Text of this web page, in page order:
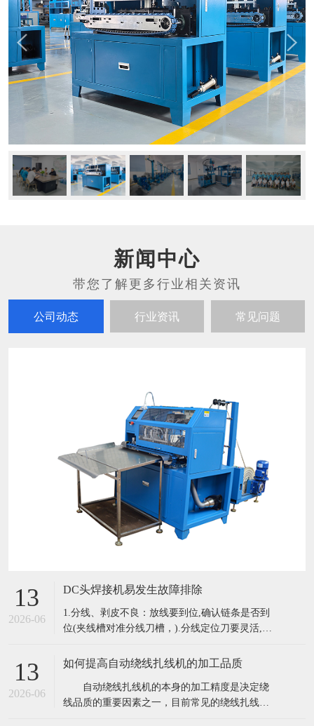
新闻中心
公司动态 行业资讯 常见问题
13
2026-06
DC头焊接机易发生故障排除
1.分线、剥皮不良：放线要到位,确认链条是否到
位(夹线槽对准分线刀槽，).分线定位刀要灵活,分
良：当剥不掉外皮和断铜丝时可对半剥气缸上下
上下的动作要配合适当,端子要在Y型分
13
2026-06
如何提高自动绕线扎线机的加工品质
自动绕线扎线机的本身的加工精度是决定绕
线品质的重要因素之一，目前常见的绕线扎线机